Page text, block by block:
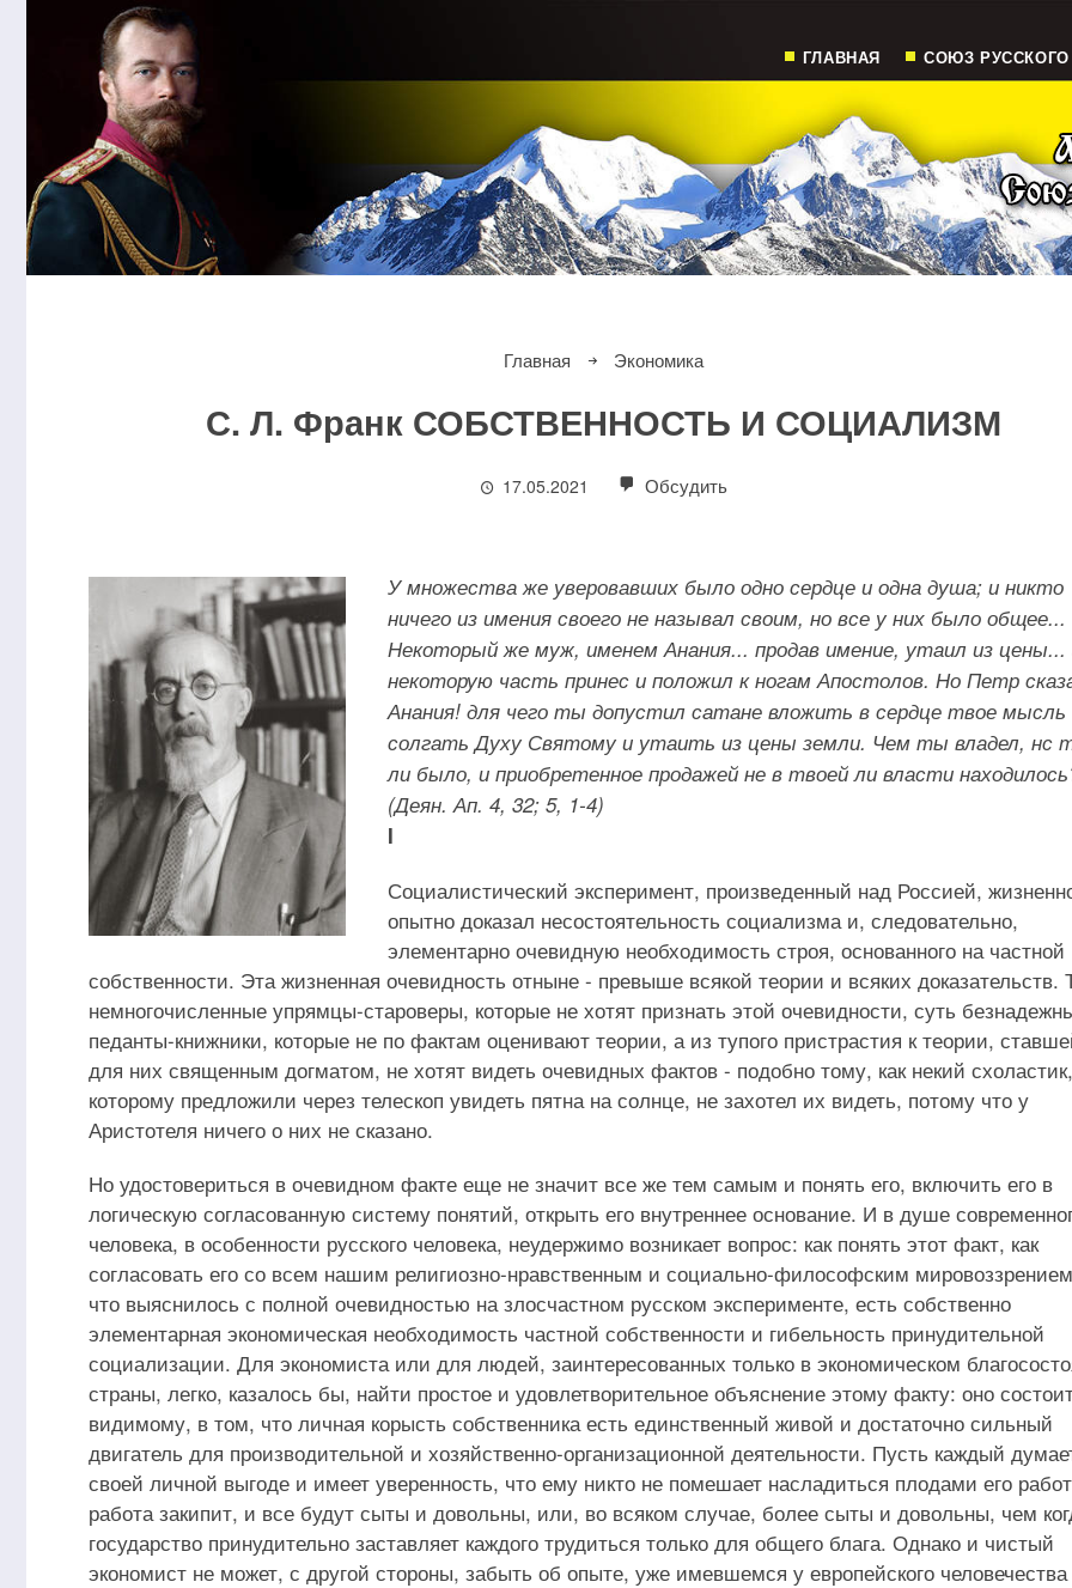
ГЛАВНАЯ СОЮЗ
Главная Экономика
С. Л. Франк СОБСТВЕННОСТЬ И СОЦИАЛИЗМ
17.05.2021 Обсудить
У множества же уверовавших было одно сердце и одна душа; и никто
ничего из имения своего не называл своим, но все у них было общее...
Некоторый же муж, именем Анания... продав имение, утаил из цены...
некоторую часть принес и положил к ногам Апостолов. Но Петр
Анания! для чего ты допустил сатане вложить в сердце твое мысль
солгать Духу Святому и утаить из цены земли. Чем ты владел, нс
ли было, и приобретенное продажей не в твоей ли власти
(Деян. Ап. 4, 32; 5, 1-4)
I
Социалистический эксперимент, произведенный над Россией,
опытно доказал несостоятельность социализма и, следовательно,
элементарно очевидную необходимость строя, основанного на частной
собственности. Эта жизненная очевидность отныне - превыше всякой теории и всяких доказательств.
немногочисленные упрямцы-староверы, которые не хотят признать этой очевидности, суть
педанты-книжники, которые не по фактам оценивают теории, а из тупого пристрастия к теории,
для них священным догматом, не хотят видеть очевидных фактов - подобно тому, как некий схоластик,
которому предложили через телескоп увидеть пятна на солнце, не захотел их видеть, потому что у
Аристотеля ничего о них не сказано.
Но удостовериться в очевидном факте еще не значит все же тем самым и понять его, включить его в
логическую согласованную систему понятий, открыть его внутреннее основание. И в душе
человека, в особенности русского человека, неудержимо возникает вопрос: как понять этот факт, как
согласовать его со всем нашим религиозно-нравственным и социально-философским
что выяснилось с полной очевидностью на злосчастном русском эксперименте, есть собственно
элементарная экономическая необходимость частной собственности и гибельность принудительной
социализации. Для экономиста или для людей, заинтересованных только в экономическом
страны, легко, казалось бы, найти простое и удовлетворительное объяснение этому факту: оно
видимому, в том, что личная корысть собственника есть единственный живой и достаточно сильный
двигатель для производительной и хозяйственно-организационной деятельности. Пусть каждый
своей личной выгоде и имеет уверенность, что ему никто не помешает насладиться плодами его
работа закипит, и все будут сыты и довольны, или, во всяком случае, более сыты и довольны, чем
государство принудительно заставляет каждого трудиться только для общего блага. Однако и чистый
экономист не может, с другой стороны, забыть об опыте, уже имевшемся у европейского